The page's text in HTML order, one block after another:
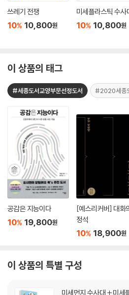
쓰레기 전쟁
10% 10,800원
미세플라스틱 수사
10% 10,800원
이 상품의 태그
#세종도서교양부문선정도서 #2020세종
공감은 지능이다
10% 19,800원
[예스리커버] 대화
정석
10% 18,900원
이 상품의 특별 구성
미세먼지 수사대 + 미세